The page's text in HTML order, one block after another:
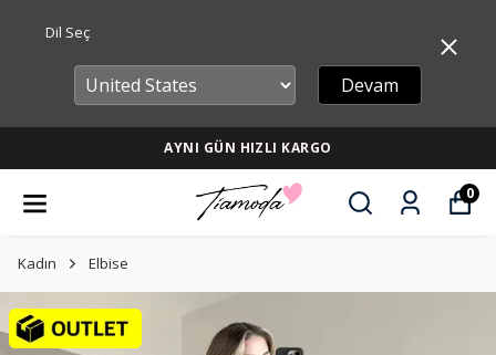
Dil Seç
Devam
AYNI GÜN HIZLI KARGO
0
Kadın Elbise